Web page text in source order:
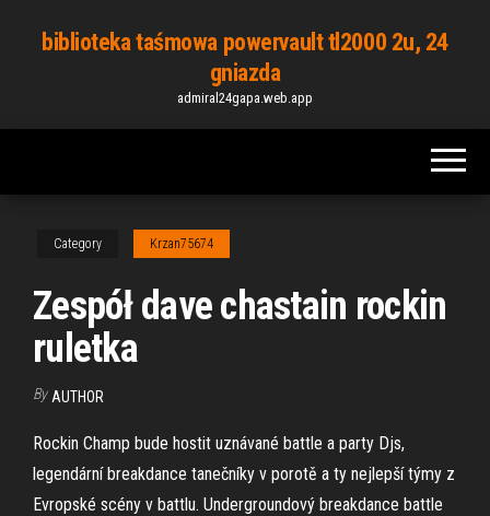
biblioteka taśmowa powervault tl2000 2u, 24
gniazda
admiral24gapa.web.app
Category Krzan75674
Zespół dave chastain rockin
ruletka
By AUTHOR
Rockin Champ bude hostit uznávané battle a party Djs,
legendární breakdance tanečníky v porotě a ty nejlepší týmy z
Evropské scény v battlu. Undergroundový breakdance battle